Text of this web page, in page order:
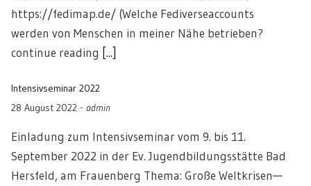
https://fedimap.de/ (Welche Fediverseaccounts
werden von Menschen in meiner Nähe betrieben?
continue reading [...]
Intensivseminar 2022
28 August 2022 - admin
Einladung zum Intensivseminar vom 9. bis 11.
September 2022 in der Ev. Jugendbildungsstätte Bad
Hersfeld, am Frauenberg Thema: Große Weltkrisen—